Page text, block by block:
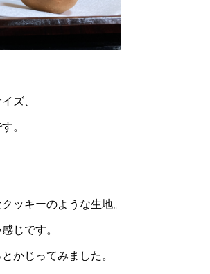
ズ、
。
ッキーのような生地。
じです。
かじってみました。